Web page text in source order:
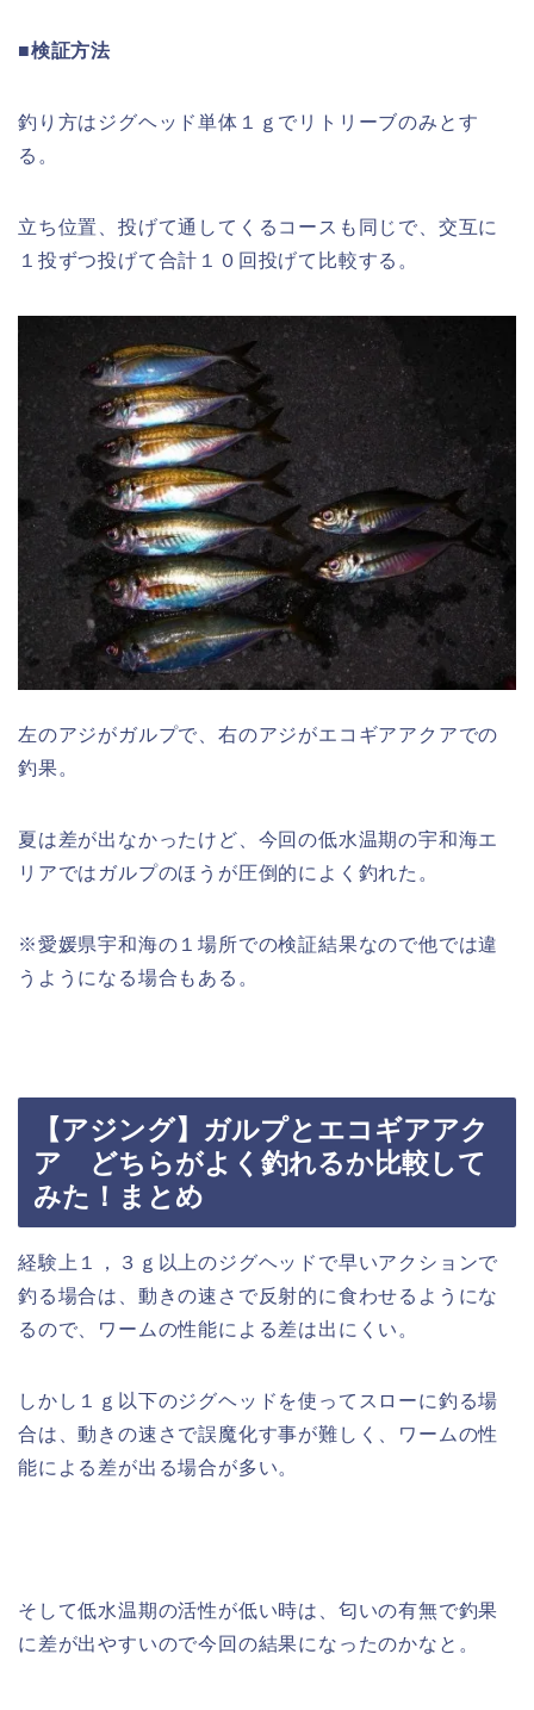
■検証方法
釣り方はジグヘッド単体１ｇでリトリーブのみとす
る。
立ち位置、投げて通してくるコースも同じで、交互に
１投ずつ投げて合計１０回投げて比較する。
左のアジがガルプで、右のアジがエコギアアクアでの
釣果。
夏は差が出なかったけど、今回の低水温期の宇和海エ
リアではガルプのほうが圧倒的によく釣れた。
※愛媛県宇和海の１場所での検証結果なので他では違
うようになる場合もある。
【アジング】ガルプとエコギアアク
ア どちらがよく釣れるか比較して
みた！まとめ
経験上１，３ｇ以上のジグヘッドで早いアクションで
釣る場合は、動きの速さで反射的に食わせるようにな
るので、ワームの性能による差は出にくい。
しかし１ｇ以下のジグヘッドを使ってスローに釣る場
合は、動きの速さで誤魔化す事が難しく、ワームの性
能による差が出る場合が多い。
そして低水温期の活性が低い時は、匂いの有無で釣果
に差が出やすいので今回の結果になったのかなと。